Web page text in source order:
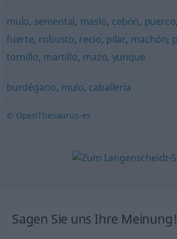
mulo, semental, maslo, cebón, puerco,
fuerte, robusto, recio, pilar, machón,
tornillo, martillo, mazo, yunque
burdégano, mulo, caballería
© OpenThesaurus-es
Sagen Sie uns Ihre Meinung!